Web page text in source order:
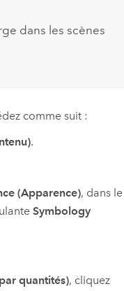
dans les scènes
comme suit :
.
(Apparence), dans le
Symbology
quantités), cliquez